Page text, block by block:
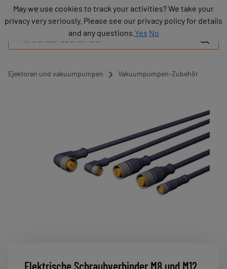
Ejektoren und vakuumpumpen Vakuumpumpen-Zubehör
Produkte
Industrien
Ressourcen
May we use cookies to track your activities? We take your
privacy very seriously. Please see our privacy policy for details
and any questions. Yes No
May we use cookies to track your activities? We take your
privacy very seriously. Please see our privacy policy for details
and any questions. Yes No